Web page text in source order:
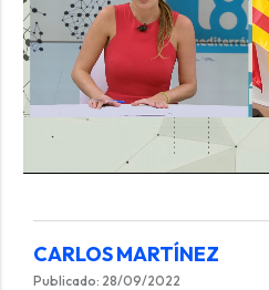
CARLOS MARTÍNEZ
Publicado: 28/09/2022